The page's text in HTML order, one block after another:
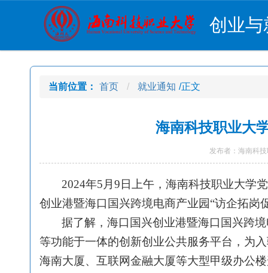
创业与
当前位置： 首页 就业通知 /正文
海南科技职业大
发布者：海南科
2024年5月9日上午，海南科技职业大学
创业港暨海口国兴跨境电商产业园“访企拓岗
据了解，海口国兴创业港暨海口国兴跨
等功能于一体的创新创业公共服务平台，为
海南大厦、互联网金融大厦等大型甲级办公